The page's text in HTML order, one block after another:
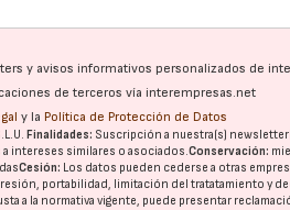
y avisos informativos personalizados de
de terceros vía interempresas.net
y la Política de Protección de Datos
Finalidades: Suscripción a nuestra(s)
intereses similares o asociados.Conservación:
Cesión: Los datos pueden cederse a otras
portabilidad, limitación del tratatamiento y
a la normativa vigente, puede presentar